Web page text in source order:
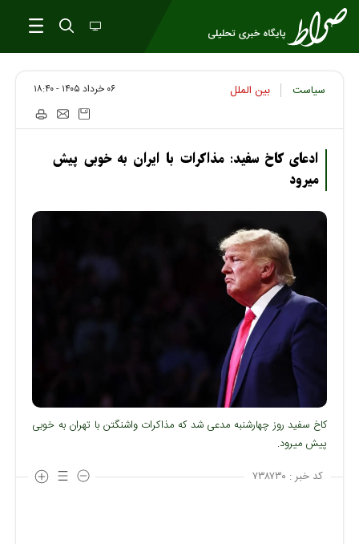
سیاست بین الملل ۰۶ خرداد ۱۴۰۵ - ۱۸:۴۰
ادعای کاخ سفید: مذاکرات با ایران به خوبی پیش
میرود
کاخ سفید روز چهارشنبه مدعی شد که مذاکرات واشنگتن با تهران به خوبی
پیش میرود.
کد خبر : ۷۳۸۷۳۰